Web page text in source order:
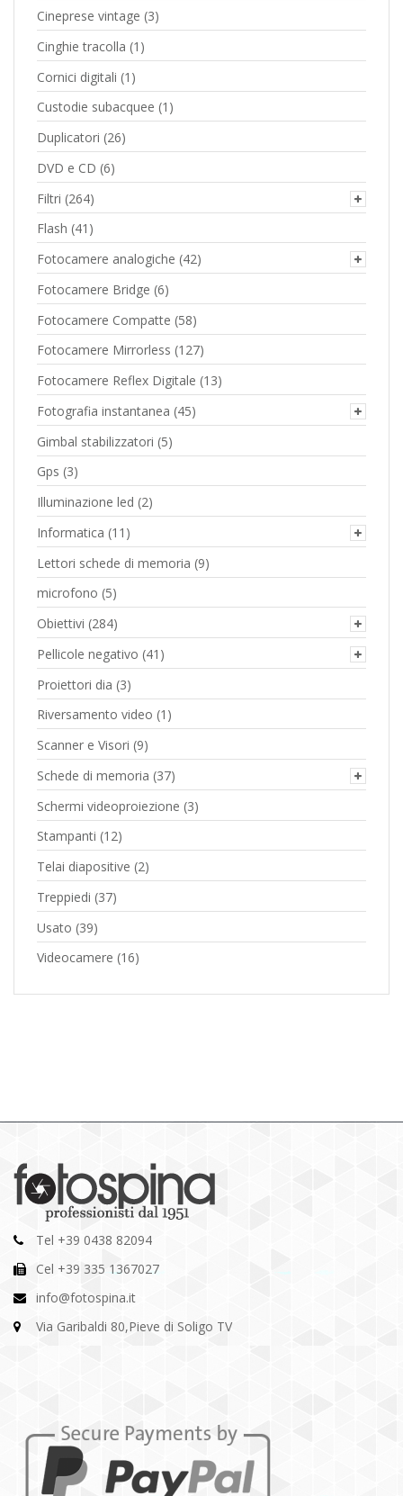
Cineprese vintage (3)
Cinghie tracolla (1)
Cornici digitali (1)
Custodie subacquee (1)
Duplicatori (26)
DVD e CD (6)
Filtri (264)
Flash (41)
Fotocamere analogiche (42)
Fotocamere Bridge (6)
Fotocamere Compatte (58)
Fotocamere Mirrorless (127)
Fotocamere Reflex Digitale (13)
Fotografia instantanea (45)
Gimbal stabilizzatori (5)
Gps (3)
Illuminazione led (2)
Informatica (11)
Lettori schede di memoria (9)
microfono (5)
Obiettivi (284)
Pellicole negativo (41)
Proiettori dia (3)
Riversamento video (1)
Scanner e Visori (9)
Schede di memoria (37)
Schermi videoproiezione (3)
Stampanti (12)
Telai diapositive (2)
Treppiedi (37)
Usato (39)
Videocamere (16)
Tel +39 0438 82094
Cel +39 335 1367027
info@fotospina.it
Via Garibaldi 80,Pieve di Soligo TV